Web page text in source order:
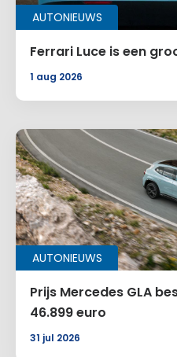
AUTONIEUWS
Ferrari Luce is een
1 aug 2026
AUTONIEUWS
Prijs Mercedes GLA
46.899 euro
31 jul 2026